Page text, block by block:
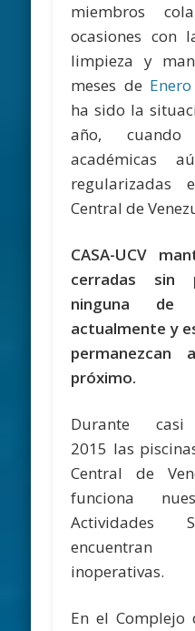
miembros
ocasiones con
limpieza y
meses de Enero
ha sido la
año, cuando
académicas
regularizadas
Central de
CASA-UCV
cerradas sin
ninguna de
actualmente y
próximo.
Durante
2015 las
Central de
funciona
Actividades
encuentran
inoperativas.
En el Complejo